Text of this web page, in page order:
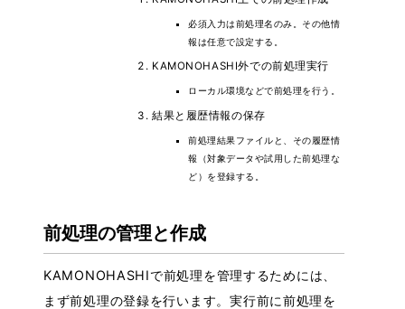
必須入力は前処理名のみ。その他情
報は任意で設定する。
KAMONOHASHI外での前処理実行
ローカル環境などで前処理を行う。
結果と履歴情報の保存
前処理結果ファイルと、その履歴情
報（対象データや試用した前処理な
ど）を登録する。
前処理の管理と作成
KAMONOHASHIで前処理を管理するためには、
まず前処理の登録を行います。実行前に前処理を